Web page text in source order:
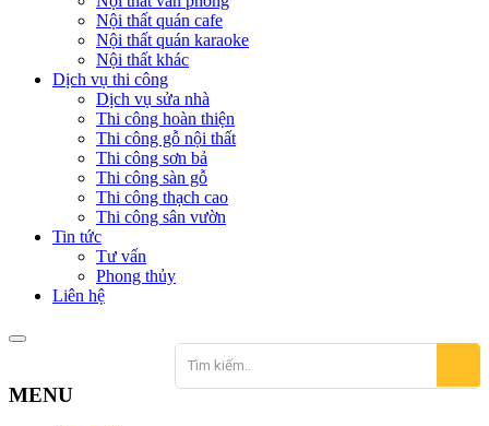
Nội thất quán cafe
Nội thất quán karaoke
Nội thất khác
Dịch vụ thi công
Dịch vụ sửa nhà
Thi công hoàn thiện
Thi công gỗ nội thất
Thi công sơn bả
Thi công sàn gỗ
Thi công thạch cao
Thi công sân vườn
Tin tức
Tư vấn
Phong thủy
Liên hệ
MENU